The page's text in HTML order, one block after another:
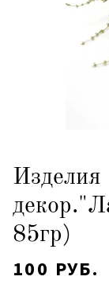
Изделия
85гр)
100 РУБ.